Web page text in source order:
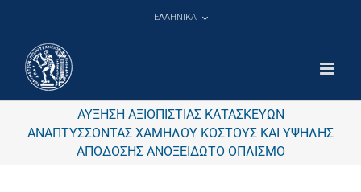
ΕΛΛΗΝΙΚΑ
ΑΥΞΗΣΗ ΑΞΙΟΠΙΣΤΙΑΣ ΚΑΤΑΣΚΕΥΩΝ
ΑΝΑΠΤΥΣΣΟΝΤΑΣ ΧΑΜΗΛΟΥ ΚΟΣΤΟΥΣ ΚΑΙ ΥΨΗΛΗΣ
ΑΠΟΔΟΣΗΣ ΑΝΟΞΕΙΔΩΤΟ ΟΠΛΙΣΜΟ